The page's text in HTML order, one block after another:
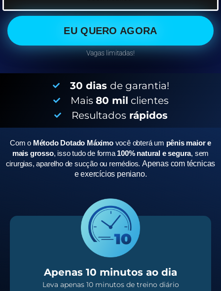
EU QUERO AGORA
Vagas limitadas!
30 dias de garantia!
Mais 80 mil clientes
Resultados rápidos
Com o Método Dotado Máximo você obterá um pênis maior e
mais grosso, isso tudo de forma 100% natural e segura, sem
cirurgias, aparelho de sucção ou remédios.Apenas com técnicas
e exercícios peniano.
Apenas 10 minutos ao dia
Leva apenas 10 minutos de treino diário